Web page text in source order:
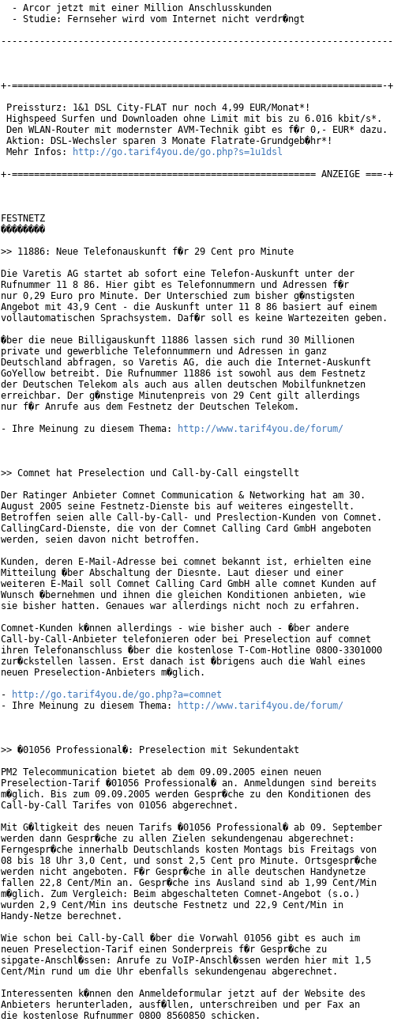
  - Arcor jetzt mit einer Million Anschlusskunden
  - Studie: Fernseher wird vom Internet nicht verdr�ngt
-----------------------------------------------------------------------
+-===================================================================-+
Preissturz: 1&1 DSL City-FLAT nur noch 4,99 EUR/Monat*!
Highspeed Surfen und Downloaden ohne Limit mit bis zu 6.016 kbit/s*.
Den WLAN-Router mit modernster AVM-Technik gibt es f�r 0,- EUR* dazu.
Aktion: DSL-Wechsler sparen 3 Monate Flatrate-Grundgeb�hr*!
Mehr Infos:
http://go.tarif4you.de/go.php?s=1u1dsl
+-======================================================= ANZEIGE ===-+
FESTNETZ
��������
>> 11886: Neue Telefonauskunft f�r 29 Cent pro Minute
Die Varetis AG startet ab sofort eine Telefon-Auskunft unter der
Rufnummer 11 8 86. Hier gibt es Telefonnummern und Adressen f�r
nur 0,29 Euro pro Minute. Der Unterschied zum bisher g�nstigsten
Angebot mit 43,9 Cent - die Auskunft unter 11 8 86 basiert auf einem
vollautomatischen Sprachsystem. Daf�r soll es keine Wartezeiten geben.
�ber die neue Billigauskunft 11886 lassen sich rund 30 Millionen
private und gewerbliche Telefonnummern und Adressen in ganz
Deutschland abfragen, so Varetis AG, die auch die Internet-Auskunft
GoYellow betreibt. Die Rufnummer 11886 ist sowohl aus dem Festnetz
der Deutschen Telekom als auch aus allen deutschen Mobilfunknetzen
erreichbar. Der g�nstige Minutenpreis von 29 Cent gilt allerdings
nur f�r Anrufe aus dem Festnetz der Deutschen Telekom.
- Ihre Meinung zu diesem Thema:
http://www.tarif4you.de/forum/
>> Comnet hat Preselection und Call-by-Call eingstellt
Der Ratinger Anbieter Comnet Communication & Networking hat am 30.
August 2005 seine Festnetz-Dienste bis auf weiteres eingestellt.
Betroffen seien alle Call-by-Call- und Preslection-Kunden von Comnet.
CallingCard-Dienste, die von der Comnet Calling Card GmbH angeboten
werden, seien davon nicht betroffen.
Kunden, deren E-Mail-Adresse bei comnet bekannt ist, erhielten eine
Mitteilung �ber Abschaltung der Diesnte. Laut dieser und einer
weiteren E-Mail soll Comnet Calling Card GmbH alle comnet Kunden auf
Wunsch �bernehmen und ihnen die gleichen Konditionen anbieten, wie
sie bisher hatten. Genaues war allerdings nicht noch zu erfahren.
Comnet-Kunden k�nnen allerdings - wie bisher auch - �ber andere
Call-by-Call-Anbieter telefonieren oder bei Preselection auf comnet
ihren Telefonanschluss �ber die kostenlose T-Com-Hotline 0800-3301000
zur�ckstellen lassen. Erst danach ist �brigens auch die Wahl eines
neuen Preselection-Anbieters m�glich.
-
http://go.tarif4you.de/go.php?a=comnet
- Ihre Meinung zu diesem Thema:
http://www.tarif4you.de/forum/
>> �01056 Professional�: Preselection mit Sekundentakt
PM2 Telecommunication bietet ab dem 09.09.2005 einen neuen
Preselection-Tarif �01056 Professional� an. Anmeldungen sind bereits
m�glich. Bis zum 09.09.2005 werden Gespr�che zu den Konditionen des
Call-by-Call Tarifes von 01056 abgerechnet.
Mit G�ltigkeit des neuen Tarifs �01056 Professional� ab 09. September
werden dann Gespr�che zu allen Zielen sekundengenau abgerechnet:
Ferngespr�che innerhalb Deutschlands kosten Montags bis Freitags von
08 bis 18 Uhr 3,0 Cent, und sonst 2,5 Cent pro Minute. Ortsgespr�che
werden nicht angeboten. F�r Gespr�che in alle deutschen Handynetze
fallen 22,8 Cent/Min an. Gespr�che ins Ausland sind ab 1,99 Cent/Min
m�glich. Zum Vergleich: Beim abgeschalteten Comnet-Angebot (s.o.)
wurden 2,9 Cent/Min ins deutsche Festnetz und 22,9 Cent/Min in
Handy-Netze berechnet.
Wie schon bei Call-by-Call �ber die Vorwahl 01056 gibt es auch im
neuen Preselection-Tarif einen Sonderpreis f�r Gespr�che zu
sipgate-Anschl�ssen: Anrufe zu VoIP-Anschl�ssen werden hier mit 1,5
Cent/Min rund um die Uhr ebenfalls sekundengenau abgerechnet.
Interessenten k�nnen den Anmeldeformular jetzt auf der Website des
Anbieters herunterladen, ausf�llen, unterschreiben und per Fax an
die kostenlose Rufnummer 0800 8560850 schicken.